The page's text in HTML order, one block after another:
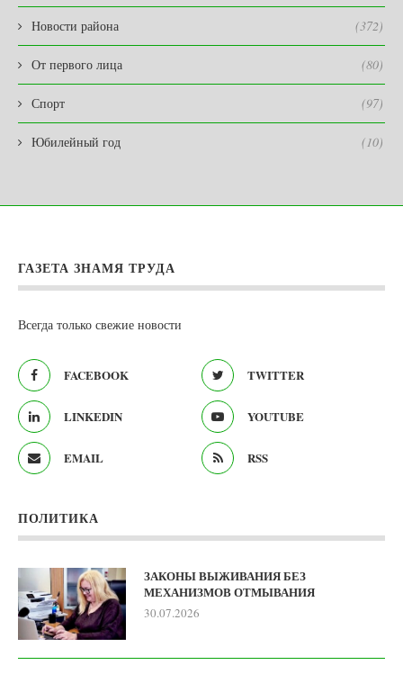
Новости района (372)
От первого лица (80)
Спорт (97)
Юбилейный год (10)
ГАЗЕТА ЗНАМЯ ТРУДА
Всегда только свежие новости
FACEBOOK TWITTER
LINKEDIN YOUTUBE
EMAIL RSS
ПОЛИТИКА
ЗАКОНЫ ВЫЖИВАНИЯ БЕЗ
МЕХАНИЗМОВ ОТМЫВАНИЯ
30.07.2026